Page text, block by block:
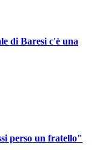
di Baresi c'è una
perso un fratello"